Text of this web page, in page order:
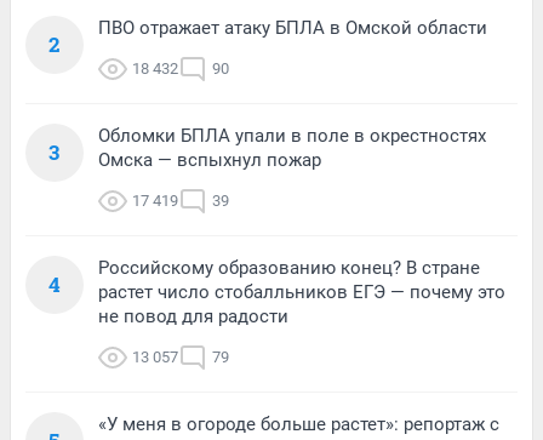
2
ПВО отражает атаку БПЛА в Омской области
18 432 90
3
Обломки БПЛА упали в поле в окрестностях
Омска — вспыхнул пожар
17 419 39
4
Российскому образованию конец? В стране
растет число стобалльников ЕГЭ — почему это
не повод для радости
13 057 79
«У меня в огороде больше растет»: репортаж с